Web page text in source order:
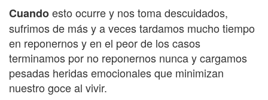
Cuandoesto ocurre y nos toma descuidados,
sufrimos de más y a veces tardamos mucho tiempo
en reponernos y en el peor de los casos
terminamos por no reponernos nunca y cargamos
pesadas heridas emocionales que minimizan
nuestro goce al vivir.